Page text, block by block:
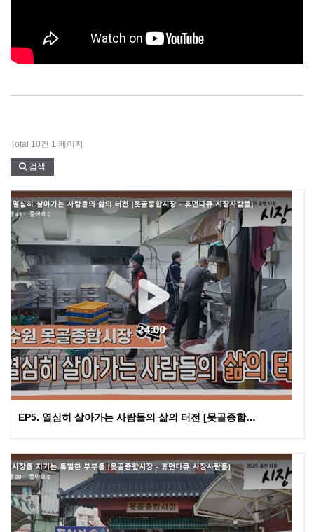
Total 10건 1 페이지
검색
EP5. 열심히 살아가는 사람들의 삶의 터전 [못골종합…